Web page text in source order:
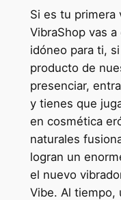
Si es tu primera
VibraShop vas
idóneo para ti,
producto de
presenciar,
y tienes que
en cosmética
naturales
logran un
el nuevo
Vibe. Al tiempo,